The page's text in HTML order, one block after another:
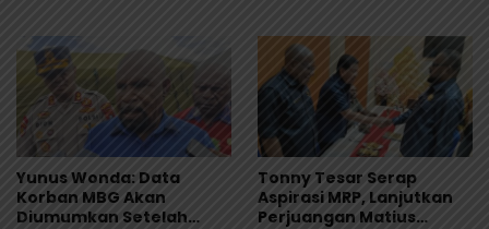
Yunus Wonda: Data
Korban MBG Akan
Diumumkan Setelah
Tonny Tesar Serap
Aspirasi MRP, Lanjutkan
Perjuangan Matius